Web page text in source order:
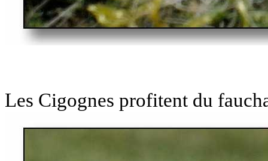
Les Cigognes profitent du